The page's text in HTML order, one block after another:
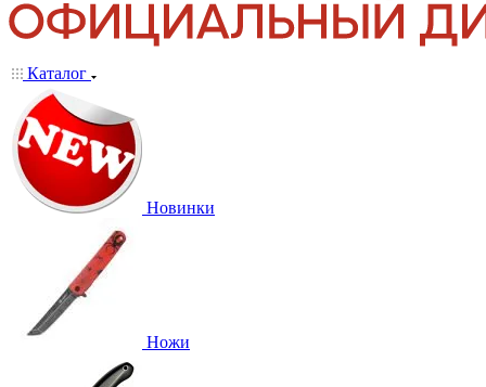
Каталог
Новинки
Ножи